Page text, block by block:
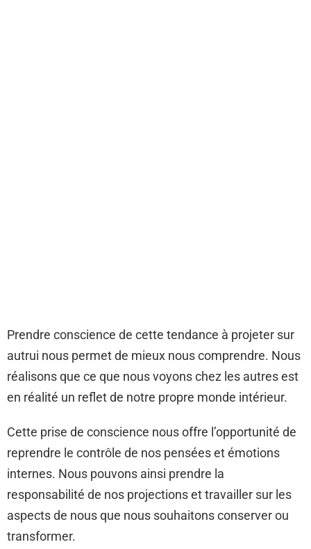
Prendre conscience de cette tendance à projeter sur
autrui nous permet de mieux nous comprendre. Nous
réalisons que ce que nous voyons chez les autres est
en réalité un reflet de notre propre monde intérieur.
Cette prise de conscience nous offre l’opportunité de
reprendre le contrôle de nos pensées et émotions
internes. Nous pouvons ainsi prendre la
responsabilité de nos projections et travailler sur les
aspects de nous que nous souhaitons conserver ou
transformer.